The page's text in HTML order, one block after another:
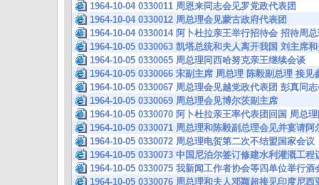
1964-10-04 0330011 周恩来同志会见罗党政代表团
1964-10-04 0330012 周总理会见蒙古政府代表团
1964-10-04 0330014 阿卜杜拉亲王举行招待会 招待周
1964-10-05 0330063 凯塔总统和夫人离开我国 刘主席
1964-10-05 0330065 周总理同西哈努克亲王继续会谈
1964-10-05 0330066 宋副主席 周总理 陈毅副总理 接
1964-10-05 0330067 周总理会见越党政代表团 彭真同
1964-10-05 0330069 周总理会见博尔茨副主席
1964-10-05 0330070 阿卜杜拉亲王率代表团回国 周总
1964-10-05 0330071 周总理和陈毅副总理会见并宴请
1964-10-05 0330072 周总理电贺第二次不结盟国家会议
1964-10-05 0330073 中国尼泊尔签订修建水利灌溉工
1964-10-05 0330075 我新闻工作者协会等四单位举行
1964-10-05 0330076 周总理和夫人邓颖超接见印度尼西